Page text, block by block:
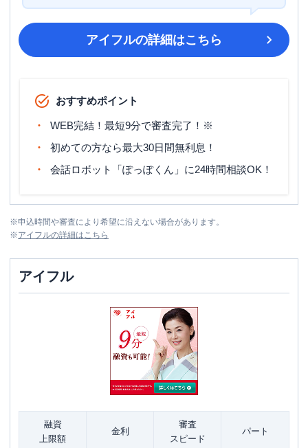
アイフルの詳細はこちら
おすすめポイント
WEB完結！最短9分で審査完了！※
初めての方なら最大30日間無利息！
会話ロボット「ぽっぽくん」に24時間相談OK！
※申込時間や審査により希望に沿えない場合があります。
※アイフルの詳細はこちら
アイフル
融資
上限額
金利
審査
スピード
パート